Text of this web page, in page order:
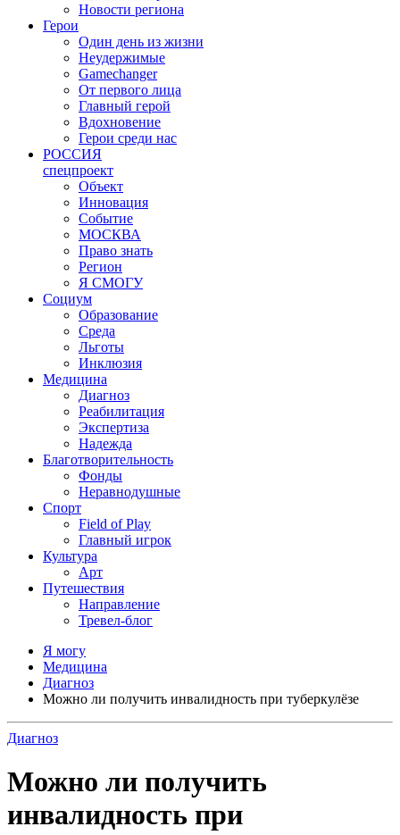
Новости региона
Герои
Один день из жизни
Неудержимые
Gamechanger
От первого лица
Главный герой
Вдохновение
Герои среди нас
РОССИЯ
спецпроект
Объект
Инновация
Событие
МОСКВА
Право знать
Регион
Я СМОГУ
Социум
Образование
Среда
Льготы
Инклюзия
Медицина
Диагноз
Реабилитация
Экспертиза
Надежда
Благотворительность
Фонды
Неравнодушные
Спорт
Field of Play
Главный игрок
Культура
Арт
Путешествия
Направление
Тревел-блог
Я могу
Медицина
Диагноз
Можно ли получить инвалидность при туберкулёзе
Диагноз
Можно ли получить
инвалидность при